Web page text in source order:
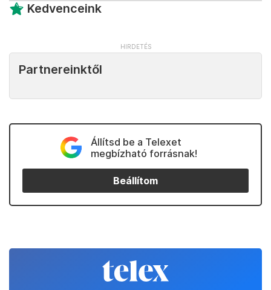
Kedvenceink
Partnereinktől
Állítsd be a Telexet
megbízható forrásnak!
Beállítom